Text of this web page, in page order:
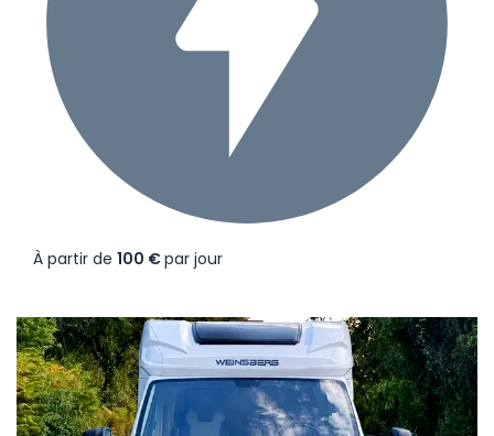
À partir de 100 €par jour